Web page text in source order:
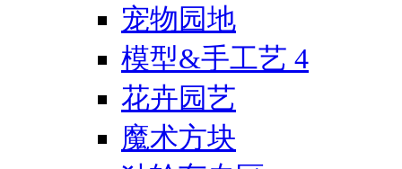
宠物园地
模型&手工艺 4
花卉园艺
魔术方块